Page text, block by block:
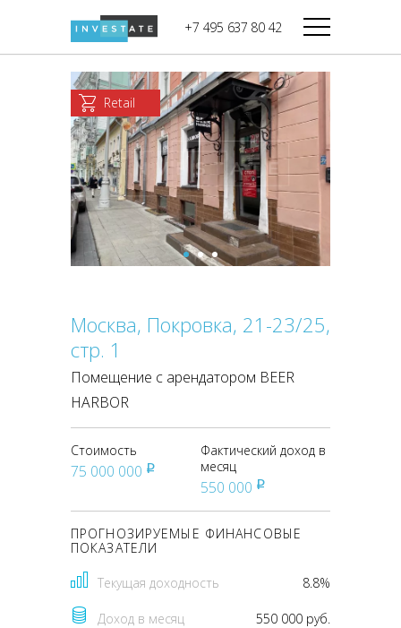
+7 495 637 80 42
Дикси
Верный
Мираторг
Магнолия
В башне
Башня Федерация-II
Запад
Башня Федерация-I
Восток
Город Столиц,
Северный блок
Город Столиц,
Южный блок
Retail
Москва, Покровка, 21-23/25,
стр. 1
Помещение с арендатором BEER
HARBOR
Стоимость
75 000 000 pуб
Фактический доход в
месяц
550 000 pуб
ПРОГНОЗИРУЕМЫЕ ФИНАНСОВЫЕ
ПОКАЗАТЕЛИ
Текущая доходность 8.8%
Доход в месяц 550 000 руб.